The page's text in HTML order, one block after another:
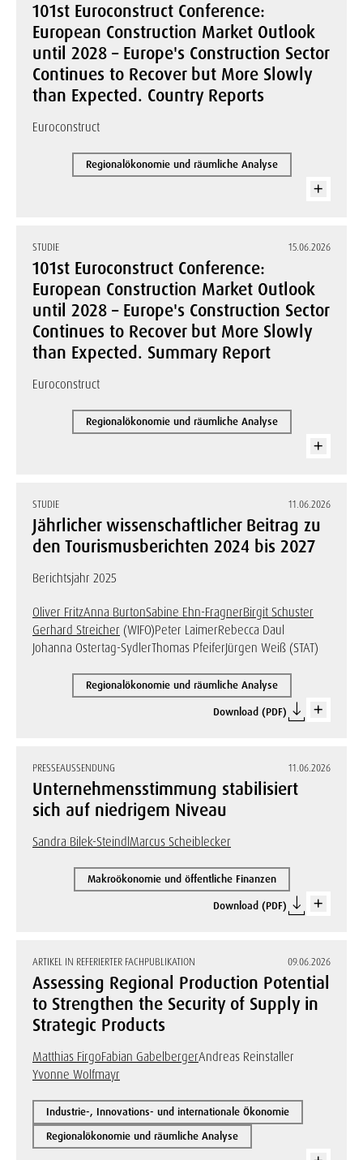
101st Euroconstruct Conference:
European Construction Market Outlook
until 2028 – Europe's Construction Sector
Continues to Recover but More Slowly
than Expected. Country Reports
Euroconstruct
Regionalökonomie und räumliche Analyse
STUDIE 15.06.2026
101st Euroconstruct Conference:
European Construction Market Outlook
until 2028 – Europe's Construction Sector
Continues to Recover but More Slowly
than Expected. Summary Report
Euroconstruct
Regionalökonomie und räumliche Analyse
STUDIE 11.06.2026
Jährlicher wissenschaftlicher Beitrag zu
den Tourismusberichten 2024 bis 2027
Berichtsjahr 2025
Oliver FritzAnna BurtonSabine Ehn-FragnerBirgit Schuster
Gerhard Streicher (WIFO)Peter LaimerRebecca Daul
Johanna Ostertag-SydlerThomas PfeiferJürgen Weiß (STAT)
Regionalökonomie und räumliche Analyse
Download (PDF)
PRESSEAUSSENDUNG 11.06.2026
Unternehmensstimmung stabilisiert
sich auf niedrigem Niveau
Sandra Bilek-SteindlMarcus Scheiblecker
Makroökonomie und öffentliche Finanzen
Download (PDF)
ARTIKEL IN REFERIERTER FACHPUBLIKATION 09.06.2026
Assessing Regional Production Potential
to Strengthen the Security of Supply in
Strategic Products
Matthias FirgoFabian GabelbergerAndreas Reinstaller
Yvonne Wolfmayr
Industrie-, Innovations- und internationale Ökonomie
Regionalökonomie und räumliche Analyse